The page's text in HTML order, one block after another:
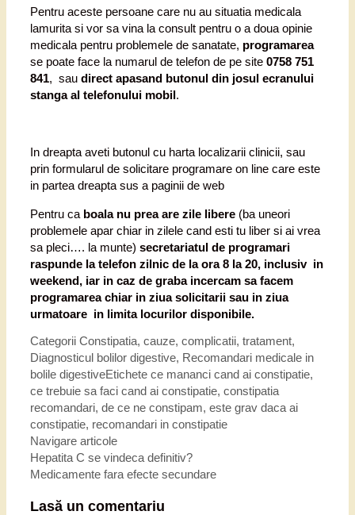
Pentru aceste persoane care nu au situatia medicala
lamurita si vor sa vina la consult pentru o a doua opinie
medicala pentru problemele de sanatate, programarea
se poate face la numarul de telefon de pe site 0758 751
841, sau direct apasand butonul din josul ecranului
stanga al telefonului mobil.
In dreapta aveti butonul cu harta localizarii clinicii, sau
prin formularul de solicitare programare on line care este
in partea dreapta sus a paginii de web
Pentru ca boala nu prea are zile libere (ba uneori
problemele apar chiar in zilele cand esti tu liber si ai vrea
sa pleci…. la munte) secretariatul de programari
raspunde la telefon zilnic de la ora 8 la 20, inclusiv in
weekend, iar in caz de graba incercam sa facem
programarea chiar in ziua solicitarii sau in ziua
urmatoare in limita locurilor disponibile.
Categorii Constipatia, cauze, complicatii, tratament,
Diagnosticul bolilor digestive, Recomandari medicale in
bolile digestiveEtichete ce mananci cand ai constipatie,
ce trebuie sa faci cand ai constipatie, constipatia
recomandari, de ce ne constipam, este grav daca ai
constipatie, recomandari in constipatie
Navigare articole
Hepatita C se vindeca definitiv?
Medicamente fara efecte secundare
Lasă un comentariu